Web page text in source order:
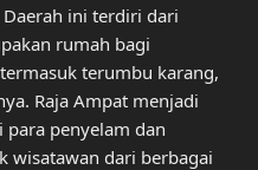
ini terdiri dari
rumah bagi
terumbu karang,
Raja Ampat menjadi
para penyelam dan
wisatawan dari berbagai